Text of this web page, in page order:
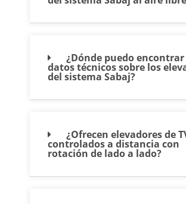
¿Dónde puedo
datos técnicos sobre los
del sistema Sabaj?
¿Ofrecen elevadores de
controlados a distancia con
rotación de lado a lado?